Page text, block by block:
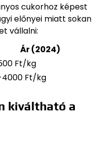
cukorhoz képest
előnyei miatt sokan
vállalni:
Ár (2024)
Ft/kg
Ft/kg
kiváltható a